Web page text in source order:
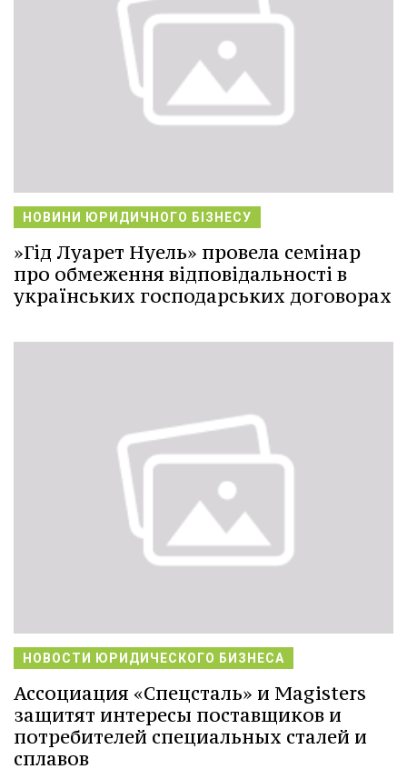
НОВИНИ ЮРИДИЧНОГО БІЗНЕСУ
»Гід Луарет Нуель» провела семінар
про обмеження відповідальності в
українських господарських договорах
НОВОСТИ ЮРИДИЧЕСКОГО БИЗНЕСА
Ассоциация «Спецсталь» и Magisters
защитят интересы поставщиков и
потребителей специальных сталей и
сплавов